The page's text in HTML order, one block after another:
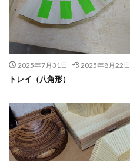
2025年7月31日 2025年8月22日
トレイ（八角形）